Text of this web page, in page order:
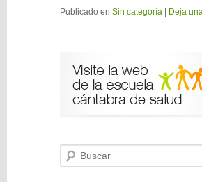
Publicado en Sin categoría | Deja
s